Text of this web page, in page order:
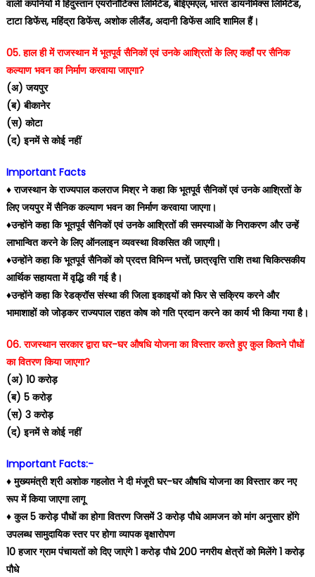
वाली कंपनियों में हिंदुस्तान एयरोनॉटिक्स लिमिटेड, बीईएमएल, भारत डायनेमिक्स लिमिटेड,
टाटा डिफेंस, महिंद्रा डिफेंस, अशोक लीलैंड, अदानी डिफेंस आदि शामिल हैं।
05. हाल ही में राजस्थान में भूतपूर्व सैनिकों एवं उनके आश्रितों के लिए कहाँ पर सैनिक
कल्याण भवन का निर्माण करवाया जाएगा?
(अ) जयपुर
(ब) बीकानेर
(स) कोटा
(द) इनमें से कोई नहीं
Important Facts
♦️ राजस्थान के राज्यपाल कलराज मिश्र ने कहा कि भूतपूर्व सैनिकों एवं उनके आश्रितों के
लिए जयपुर में सैनिक कल्याण भवन का निर्माण करवाया जाएगा।
♦️उन्होंने कहा कि भूतपूर्व सैनिकों एवं उनके आश्रितों की समस्याओं के निराकरण और उन्हें
लाभान्वित करने के लिए ऑनलाइन व्यवस्था विकसित की जाएगी।
♦️उन्होंने कहा कि भूतपूर्व सैनिकों को प्रदत्त विभिन्न भत्तों, छात्रवृत्ति राशि तथा चिकित्सकीय
आर्थिक सहायता में वृद्धि की गई है।
♦️उन्होंने कहा कि रेडक्रॉस संस्था की जिला इकाइयों को फिर से सक्रिय करने और
भामाशाहों को जोड़कर राज्यपाल राहत कोष को गति प्रदान करने का कार्य भी किया गया है।
06. राजस्थान सरकार द्वारा घर-घर औषधि योजना का विस्तार करते हुए कुल कितने पौधों
का वितरण किया जाएगा?
(अ) 10 करोड़
(ब) 5 करोड़
(स) 3 करोड़
(द) इनमें से कोई नहीं
Important Facts:-
♦️ मुख्यमंत्री श्री अशोक गहलोत ने दी मंजूरी घर-घर औषधि योजना का विस्तार कर नए
रूप में किया जाएगा लागू
♦️ कुल 5 करोड़ पौधों का होगा वितरण जिसमें 3 करोड़ पौधे आमजन को मांग अनुसार होंगे
उपलब्ध सामुदायिक स्तर पर होगा व्यापक वृक्षारोपण
10 हजार ग्राम पंचायतों को दिए जाएंगे 1 करोड़ पौधे 200 नगरीय क्षेत्रों को मिलेंगे 1 करोड़
पौधे